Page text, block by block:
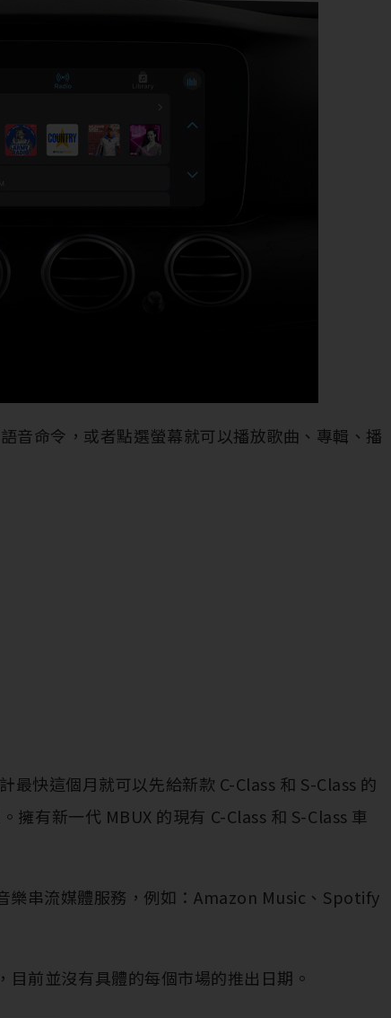
命令，或者點選螢幕就可以播放歌曲、專輯、播
最快這個月就可以先給新款 C-Class 和 S-Class 的
擁有新一代 MBUX 的現有 C-Class 和 S-Class 車
樂串流媒體服務，例如：Amazon Music、Spotify
前並沒有具體的每個市場的推出日期。